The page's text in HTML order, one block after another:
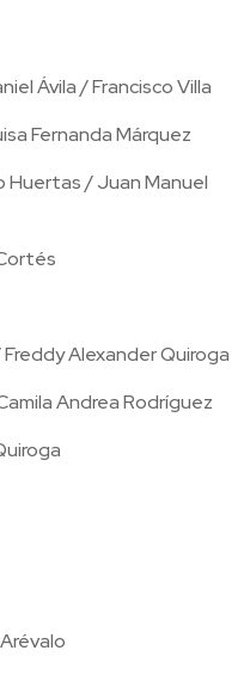
Ávila / Francisco Villa
Fernanda Márquez
Huertas / Juan Manuel
Alexander Quiroga
Andrea Rodríguez